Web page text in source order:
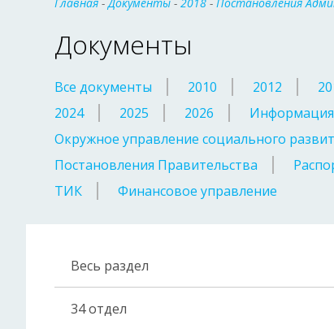
Документы
Все документы 2010 2012
2024
2025 2026 Информация
Окружное управление социального
Постановления Правительства
ТИК
Финансовое управление
Весь раздел
34 отдел